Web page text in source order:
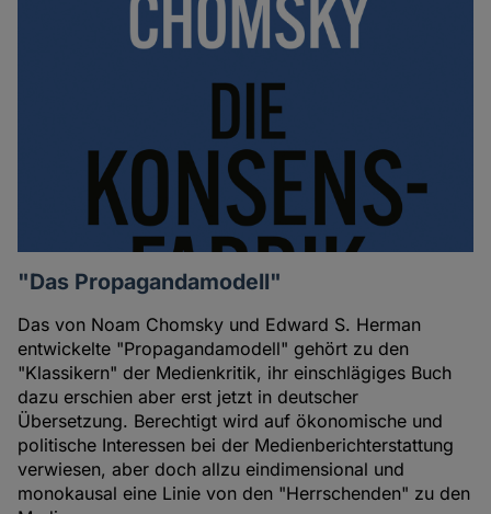
"Das Propagandamodell"
Das von Noam Chomsky und Edward S. Herman
entwickelte "Propagandamodell" gehört zu den
"Klassikern" der Medienkritik, ihr einschlägiges Buch
dazu erschien aber erst jetzt in deutscher
Übersetzung. Berechtigt wird auf ökonomische und
politische Interessen bei der Medienberichterstattung
verwiesen, aber doch allzu eindimensional und
monokausal eine Linie von den "Herrschenden" zu den